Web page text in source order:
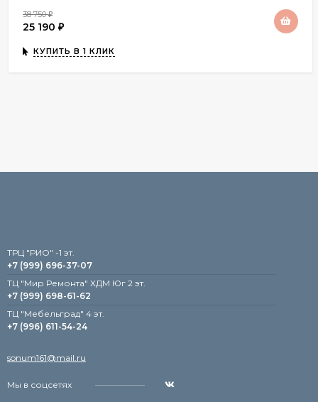
38 750₽
25 190 ₽
КУПИТЬ В 1 КЛИК
TРЦ "РИО" -1 эт.
+7 (999) 696-37-07
ТЦ "Мир Ремонта" ХДМ Юг 2 эт.
+7 (999) 698-61-62
TЦ "Мебельград" 4 эт.
+7 (996) 611-54-24
sonum161@mail.ru
Мы в соцсетях